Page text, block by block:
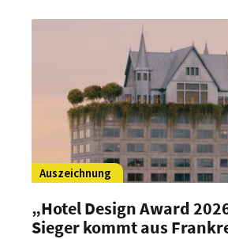
Auszeichnung
„Hotel Design Award
Sieger kommt aus